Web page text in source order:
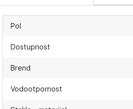
Pol
Dostupnost
Brend
Vodootpornost